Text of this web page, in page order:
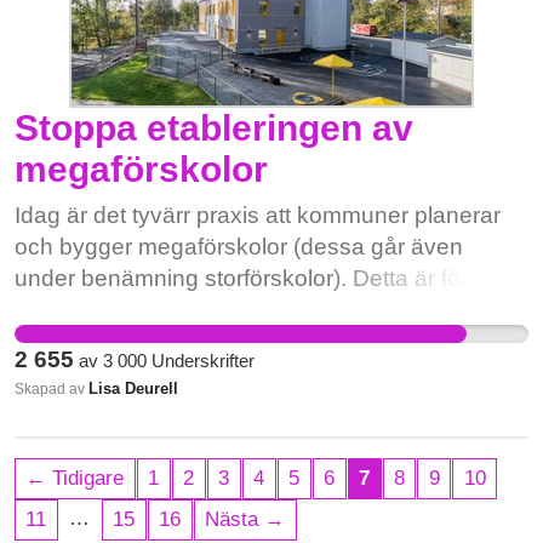
säkerställa att Jonsered inte glöms bort under
renoveringsperioden. Vi förstår att arbetet måste
utföras, men det måste göras med respekt för
alla de människor som påverkas.
Stoppa etableringen av
megaförskolor
Idag är det tyvärr praxis att kommuner planerar
och bygger megaförskolor (dessa går även
under benämning storförskolor). Detta är förstås
- måste gå samman och säga stopp till denna
utveckling. Alla barn har rätt till en god och
hälsosam uppväxtmiljö! OBS! Efter att du skrivit
vi gärna att du också skriver din åsikt, eller ett
vittnesmål ifall du har personliga erfarenheter från
megaförskolor. Tack på förhand! Läs mer:
2 655 av 3 000 Underskrifter
Skapad av Lisa Deurell
← Tidigare 1 2 3 4 5 6 7 8 9
10
11
… 15 16 Nästa →